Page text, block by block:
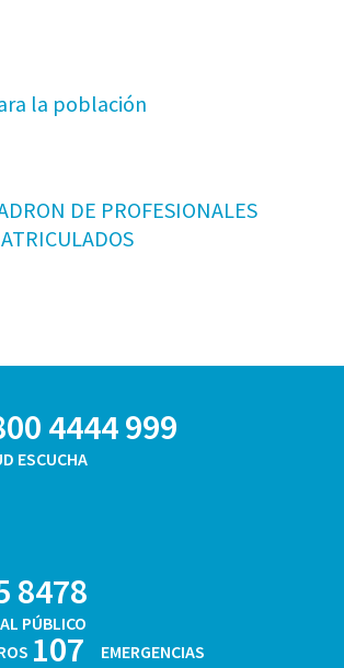
la población
DE PROFESIONALES
4444 999
ESCUCHA
8478
PÚBLICO
107 EMERGENCIAS